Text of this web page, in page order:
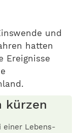
und
hatten
Ereignisse
kürzen
einer Lebens-